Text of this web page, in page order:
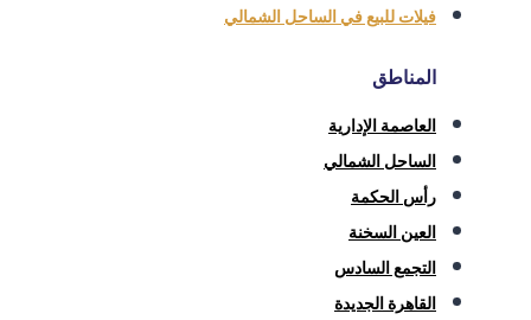
فيلات للبيع في الساحل الشمالي
المناطق
العاصمة الإدارية
الساحل الشمالي
رأس الحكمة
العين السخنة
التجمع السادس
القاهرة الجديدة